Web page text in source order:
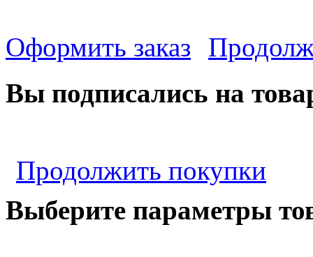
Оформить заказ
Вы подписались на
Продолжить покупки
Выберите параметры